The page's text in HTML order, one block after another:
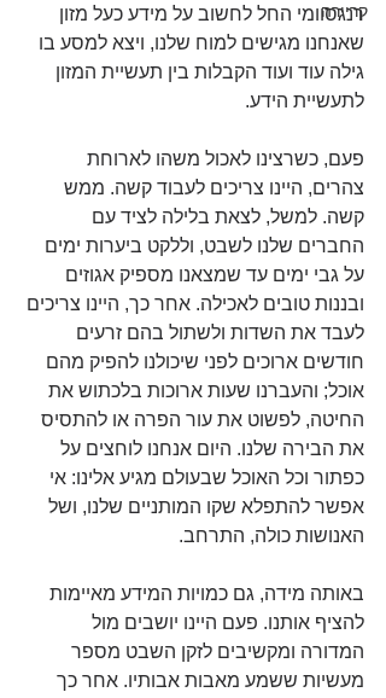
קריירה
רנגסוומי החל לחשוב על מידע כעל מזון
שאנחנו מגישים למוח שלנו, ויצא למסע בו
גילה עוד ועוד הקבלות בין תעשיית המזון
לתעשיית הידע.
פעם, כשרצינו לאכול משהו לארוחת
צהרים, היינו צריכים לעבוד קשה. ממש
קשה. למשל, לצאת בלילה לציד עם
החברים שלנו לשבט, וללקט ביערות ימים
על גבי ימים עד שמצאנו מספיק אגוזים
ובננות טובים לאכילה. אחר כך, היינו צריכים
לעבד את השדות ולשתול בהם זרעים
חודשים ארוכים לפני שיכולנו להפיק מהם
אוכל; והעברנו שעות ארוכות בלכתוש את
החיטה, לפשוט את עור הפרה או להתסיס
את הבירה שלנו. היום אנחנו לוחצים על
כפתור וכל האוכל שבעולם מגיע אלינו: אי
אפשר להתפלא שקו המותניים שלנו, ושל
האנושות כולה, התרחב.
באותה מידה, גם כמויות המידע מאיימות
להציף אותנו. פעם היינו יושבים מול
המדורה ומקשיבים לזקן השבט מספר
מעשיות ששמע מאבות אבותיו. אחר כך